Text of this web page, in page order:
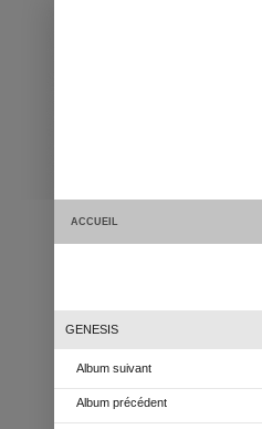
ACCUEIL
GENESIS
Album suivant
Album précédent